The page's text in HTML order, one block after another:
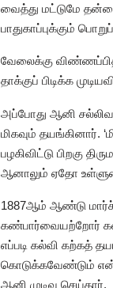
வைத்து மட்டுமே
பாதுகாப்புக்கும்
வேலைக்கு
தாக்குப் பிடிக்க
அப்போது ஆனி
மிகவும் தயங்கினார்.
பழகிவிட்டு பிறகு
ஆனாலும் ஏதோ
1887ஆம் ஆண்டு
கண்பார்வையற்றோர்
எப்படி கல்வி கற்கத்
கொடுக்கவேண்டும்
ஆனி முடிவு செய்தார்.